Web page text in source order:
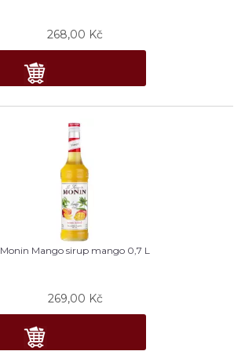
268,00 Kč
Monin Mango sirup mango 0,7 L
269,00 Kč